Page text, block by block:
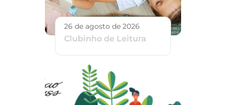
26 de agosto de 2026
Clubinho de Leitura